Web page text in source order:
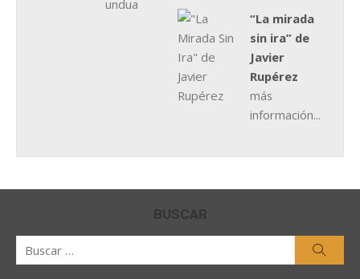
“La mirada
sin ira” de
Javier
Rupérez
más
información...
BUSCAR